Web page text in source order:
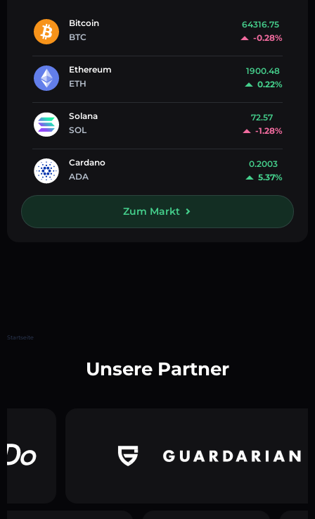
Bitcoin
BTC
64316.75
-0.28%
Ethereum
ETH
1900.48
0.22%
Solana
SOL
72.57
-1.28%
Cardano
ADA
0.2003
5.37%
Zum Markt
Startseite
Unsere Partner